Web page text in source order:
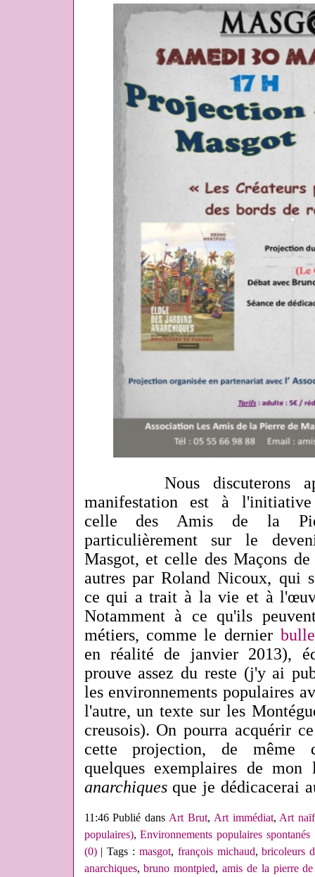
Nous discuterons
manifestation est à
celle des Amis de la
particulièrement sur le
Masgot, et celle des Maçons
autres par Roland Nicoux, qui
ce qui a trait à la vie et à
Notamment à ce qu'ils
métiers, comme le dernier
en réalité de janvier 2013),
prouve assez du reste (j'y ai
les environnements populaires
l'autre, un texte sur les
creusois). On pourra acquérir
cette projection, de même
quelques exemplaires de
anarchiquesque je dédicacerai
11:46 Publié dansArt Brut, Art immédiat,Art naïf
populaires),Environnements populaires spontanés
(0)| Tags : masgot, françois michaud,bricoleurs
anarchiques,bruno montpied,amis de la pierre